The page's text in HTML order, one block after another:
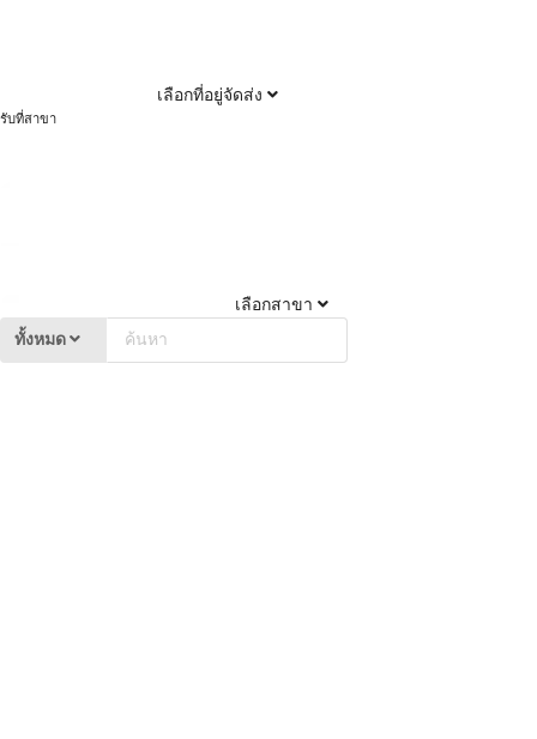
เลือกที่อยู่จัดส่ง
รับที่สาขา
เลือกสาขา
ทั้งหมด